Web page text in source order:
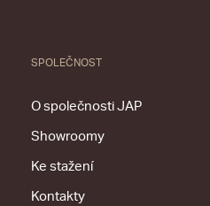
SPOLEČNOST
O společnosti JAP
Showroomy
Ke stažení
Kontakty